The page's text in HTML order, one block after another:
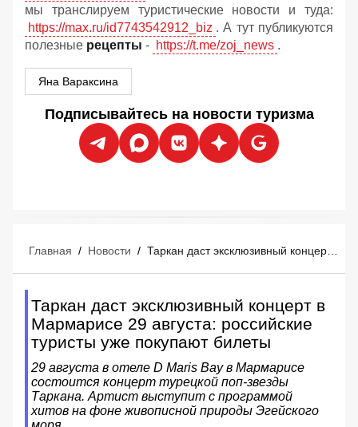
мы транслируем туристические новости и туда:
https://max.ru/id7743542912_biz . А тут публикуются
полезные рецепты - https://t.me/zoj_news .
Яна Вараксина
Подписывайтесь на новости туризма
Главная / Новости /
Таркан даст эксклюзивный концерт в
Мармарисе 29 августа: российские
туристы уже покупают билеты
29 августа в отеле D Maris Bay в Мармарисе
состоится концерт турецкой поп-звезды
Таркана. Артист выступит с программой
хитов на фоне живописной природы Эгейского